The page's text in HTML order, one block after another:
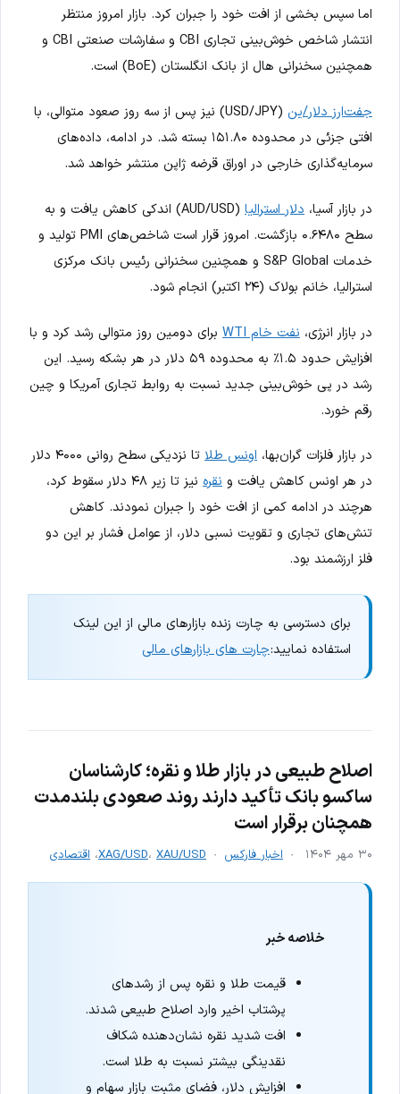
اما سپس بخشی از افت خود را جبران کرد. بازار امروز منتظر
انتشار شاخص خوش‌بینی تجاری CBI و سفارشات صنعتی CBI و
همچنین سخنرانی هال از بانک انگلستان (BoE) است.
جفت‌ارز دلار/ین
(USD/JPY) نیز پس از سه روز صعود متوالی، با
افتی جزئی در محدوده ۱۵۱.۸۰ بسته شد. در ادامه، داده‌های
سرمایه‌گذاری خارجی در اوراق قرضه ژاپن منتشر خواهد شد.
در بازار آسیا، دلار استرالیا
(AUD/USD) اندکی کاهش یافت و به
سطح ۰.۶۴۸۰ بازگشت. امروز قرار است شاخص‌های PMI تولید و
خدمات S&P Global و همچنین سخنرانی رئیس بانک مرکزی
استرالیا، خانم بولاک (۲۴ اکتبر) انجام شود.
در بازار انرژی، نفت خام WTI
برای دومین روز متوالی رشد کرد و با
افزایش حدود ۱.۵٪ به محدوده ۵۹ دلار در هر بشکه رسید. این
رشد در پی خوش‌بینی جدید نسبت به روابط تجاری آمریکا و چین
رقم خورد.
در بازار فلزات گران‌بها، اونس طلا
تا نزدیکی سطح روانی ۴۰۰۰ دلار
در هر اونس کاهش یافت و نقره
نیز تا زیر ۴۸ دلار سقوط کرد،
هرچند در ادامه کمی از افت خود را جبران نمودند. کاهش
تنش‌های تجاری و تقویت نسبی دلار، از عوامل فشار بر این دو
فلز ارزشمند بود.
برای دسترسی به چارت زنده بازارهای مالی از این لینک
استفاده نمایید:چارت های بازارهای مالی
اصلاح طبیعی در بازار طلا و نقره؛ کارشناسان
ساکسو بانک تأکید دارند روند صعودی بلندمدت
همچنان برقرار است
۳۰ مهر ۱۴۰۴ اخبار فارکس XAG/USD، XAU/USD ، اقتصادی
خلاصه خبر
قیمت طلا و نقره پس از رشدهای
پرشتاب اخیر وارد اصلاح طبیعی شدند.
افت شدید نقره نشان‌دهنده شکاف
نقدینگی بیشتر نسبت به طلا است.
افزایش دلار، فضای مثبت بازار سهام و